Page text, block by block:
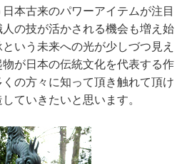
本古来のパワーアイテムが注目
の技が活かされる機会も増え始
いう未来への光が少しづつ見え
が日本の伝統文化を代表する作
の方々に知って頂き触れて頂け
ていきたいと思います。